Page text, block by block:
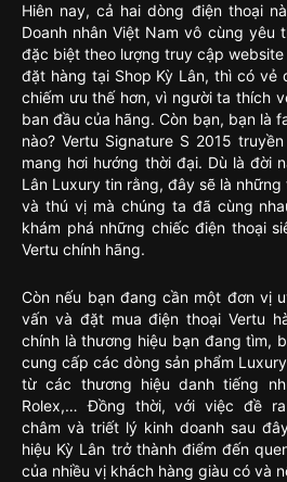
Hiên nay, cả hai dòng điện thoại
Doanh nhân Việt Nam vô cùng yêu
đặc biệt theo lượng truy cập
đặt hàng tại Shop Kỳ Lân, thì có vẻ
chiếm ưu thế hơn, vì người ta thích
ban đầu của hãng. Còn bạn, bạn là
nào? Vertu Signature S 2015
mang hơi hướng thời đại. Dù là đời
Lân Luxury tin rằng, đây sẽ là
và thú vị mà chúng ta đã cùng
khám phá những chiếc điện thoại
Vertu chính hãng.
Còn nếu bạn đang cần một đơn vị
vấn và đặt mua điện thoại Vertu
chính là thương hiệu bạn đang tìm,
cung cấp các dòng sản phẩm
từ các thương hiệu danh tiếng
Rolex,… Đồng thời, với việc đề
châm và triết lý kinh doanh sau
hiệu Kỳ Lân trở thành điểm đến
của nhiều vị khách hàng giàu có và